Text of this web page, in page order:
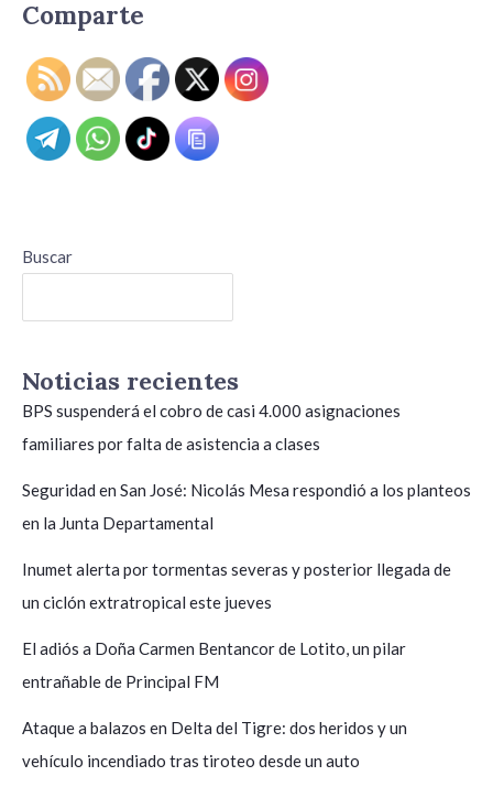
Comparte
Buscar
Noticias recientes
BPS suspenderá el cobro de casi 4.000 asignaciones
familiares por falta de asistencia a clases
Seguridad en San José: Nicolás Mesa respondió a los planteos
en la Junta Departamental
Inumet alerta por tormentas severas y posterior llegada de
un ciclón extratropical este jueves
El adiós a Doña Carmen Bentancor de Lotito, un pilar
entrañable de Principal FM
Ataque a balazos en Delta del Tigre: dos heridos y un
vehículo incendiado tras tiroteo desde un auto